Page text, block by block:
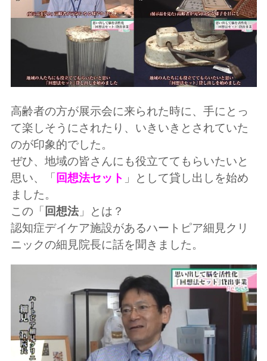
高齢者の方が展示会に来られた時に、手にとっ
て楽しそうにされたり、いきいきとされていた
のが印象的でした。
ぜひ、地域の皆さんにも役立ててもらいたいと
思い、「 回想法セット 」として貸し出しを始め
ました。
この「 回想法」とは？
認知症デイケア施設があるハートピア細見クリ
ニックの細見院長に話を聞きました。